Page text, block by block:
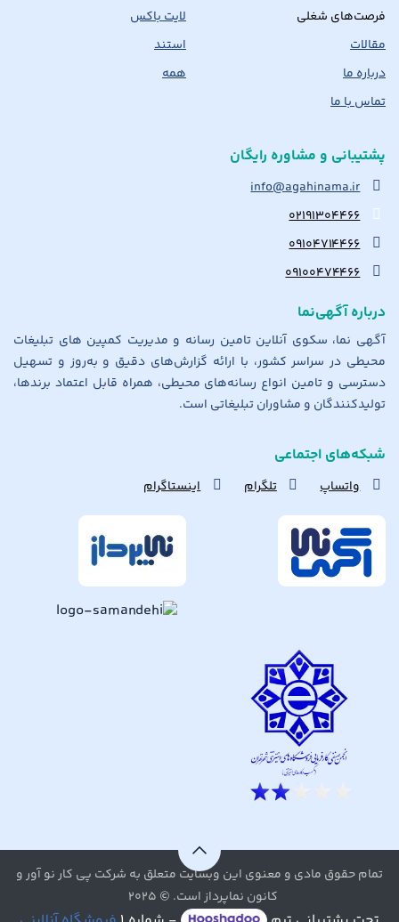
فرصت‌های شغلی
مقالات
درباره ما
تماس با ما
لایت باکس
استند
همه
پشتیبانی و مشاوره رایگان
info@agahinama.ir
۰۲۱۹۱۳۰۴۴۶۶
۰۹۱۰۴۷۱۴۴۶۶
۰۹۱۰۰۴۷۴۴۶۶
درباره آگهی‌نما
آگهی نما، سکوی آنلاین تامین رسانه و مدیریت کمپین های تبلیغات
محیطی در سراسر کشور، با ارائه گزارش‌های دقیق و به‌روز و تسهیل
دسترسی و تامین انواع رسانه‌های محیطی، همراه قابل اعتماد برندها،
تولیدکنندگان و مشاوران تبلیغاتی است.
شبکه‌های اجتماعی
واتساپ تلگرام اینستاگرام
تمام حقوق مادی و معنوی این وبسایت متعلق به شرکت پی کار نو آور و
کانون نماپرداز است. © ۲۰۲۵